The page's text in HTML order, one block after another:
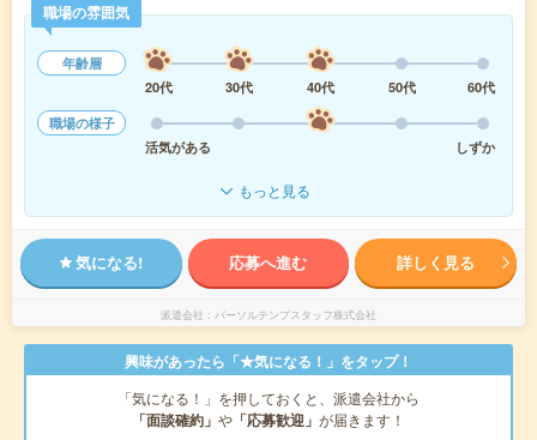
職場の雰囲気
年齢層
20代
30代 40代 50代
60代
職場の様子
活気がある
しずか
もっと見る
気になる! 応募へ進む 詳しく見る
派遣会社 パーソルテンプスタッフ株式会社
興味があったら「★気になる！」をタップ！
「気になる！」を押しておくと、派遣会社から
「面談確約」 や 「応募歓迎」 が届きます！